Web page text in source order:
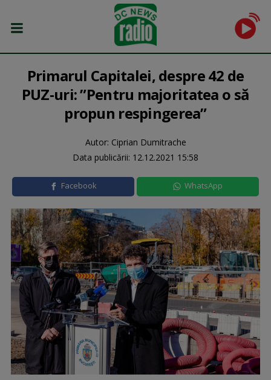
Primarul Capitalei, despre 42 de
PUZ-uri: ”Pentru majoritatea o să
propun respingerea”
Autor: Ciprian Dumitrache
Data publicării: 12.12.2021 15:58
Facebook WhatsApp